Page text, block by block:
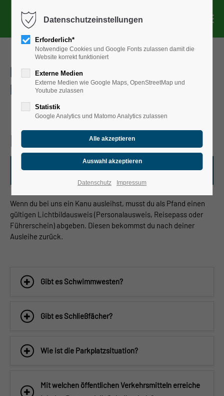
FAQ - Antworten auf häufig gestellte
Fragen
Fragen vor Ort
Muss ich einen Pfand abgeben?
Wenn du bei uns ein Kanu ausleihst, musst du als Pfand einen
gültigen Lichtbildausweis (Personalausweis, Reisepass oder
Führerschein) abgeben. Diesen bekommst du nach deiner
Ausleihe zurück.
Gibt es Schwimmwesten?
Gibt es Schließfächer?
Wie ist die Parkplatzsituation?
Mit welchen öffentlichen Verkehrsmitteln erreiche
Datenschutzeinstellungen
Erforderlich*
Notwendige Cookies und Google Fonts zulassen damit die
Website korrekt funktioniert
Externe Medien
Externe Medien wie Google Maps, OpenStreetMap und
Youtube zulassen
Statistik
Google Analytics und Matomo Analytics zulassen
Datenschutz Impressum
Kanuverleih
Kanutouren mit Guide
Gruppen & Schulklassen
Eventpakete
Gutscheine